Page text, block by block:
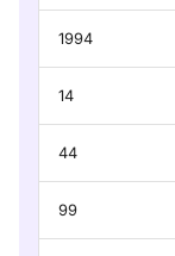
1994
14
44
99